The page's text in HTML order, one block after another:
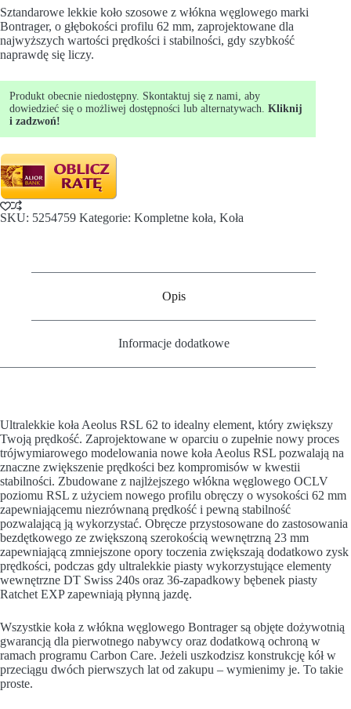
Sztandarowe lekkie koło szosowe z włókna węglowego marki
Bontrager, o głębokości profilu 62 mm, zaprojektowane dla
najwyższych wartości prędkości i stabilności, gdy szybkość
naprawdę się liczy.
Produkt obecnie niedostępny. Skontaktuj się z nami, aby
dowiedzieć się o możliwej dostępności lub alternatywach. Kliknij
i zadzwoń!
SKU: 5254759 Kategorie: Kompletne koła, Koła
Opis
Informacje dodatkowe
Ultralekkie koła Aeolus RSL 62 to idealny element, który zwiększy
Twoją prędkość. Zaprojektowane w oparciu o zupełnie nowy proces
trójwymiarowego modelowania nowe koła Aeolus RSL pozwalają na
znaczne zwiększenie prędkości bez kompromisów w kwestii
stabilności. Zbudowane z najlżejszego włókna węglowego OCLV
poziomu RSL z użyciem nowego profilu obręczy o wysokości 62 mm
zapewniającemu niezrównaną prędkość i pewną stabilność
pozwalającą ją wykorzystać. Obręcze przystosowane do zastosowania
bezdętkowego ze zwiększoną szerokością wewnętrzną 23 mm
zapewniającą zmniejszone opory toczenia zwiększają dodatkowo zysk
prędkości, podczas gdy ultralekkie piasty wykorzystujące elementy
wewnętrzne DT Swiss 240s oraz 36-zapadkowy bębenek piasty
Ratchet EXP zapewniają płynną jazdę.
Wszystkie koła z włókna węglowego Bontrager są objęte dożywotnią
gwarancją dla pierwotnego nabywcy oraz dodatkową ochroną w
ramach programu Carbon Care. Jeżeli uszkodzisz konstrukcję kół w
przeciągu dwóch pierwszych lat od zakupu – wymienimy je. To takie
proste.